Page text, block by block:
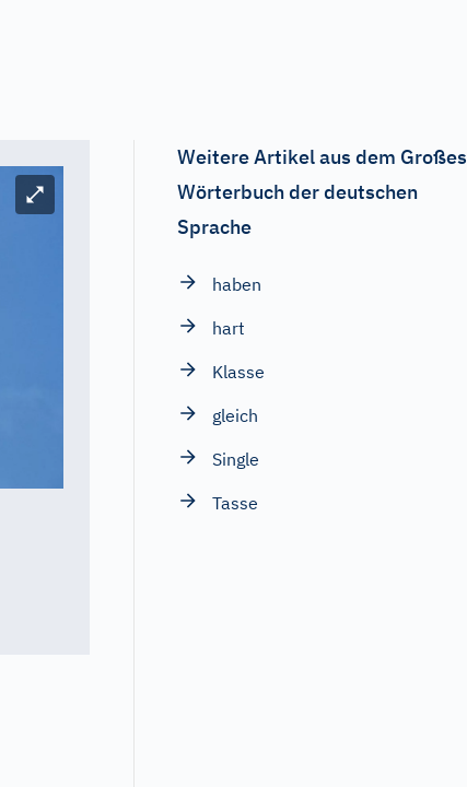
Bild vergrößern
Weitere Artikel aus dem Großes
Wörterbuch der deutschen
Sprache
haben
hart
Klasse
gleich
Single
Tasse